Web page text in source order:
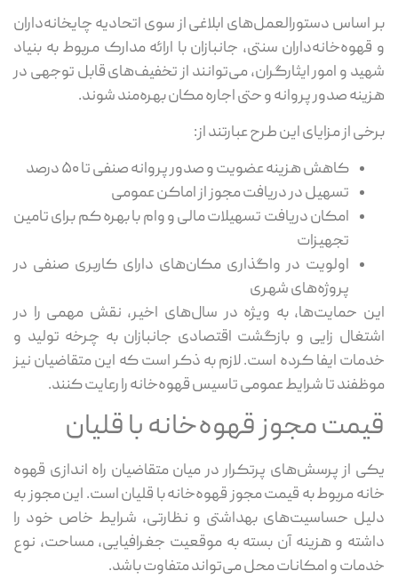
بر اساس دستورالعمل‌های ابلاغی از سوی اتحادیه چایخانه‌داران
و قهوه‌خانه‌داران سنتی، جانبازان با ارائه مدارک مربوط به بنیاد
شهید و امور ایثارگران، می‌توانند از تخفیف‌های قابل توجهی در
هزینه صدور پروانه و حتی اجاره مکان بهره‌مند شوند.
برخی از مزایای این طرح عبارتند از:
کاهش هزینه عضویت و صدور پروانه صنفی تا ۵۰ درصد
تسهیل در دریافت مجوز از اماکن عمومی
امکان دریافت تسهیلات مالی و وام با بهره کم برای تامین
تجهیزات
اولویت در واگذاری مکان‌های دارای کاربری صنفی در
پروژه‌های شهری
این حمایت‌ها، به ویژه در سال‌های اخیر، نقش مهمی را در
اشتغال زایی و بازگشت اقتصادی جانبازان به چرخه تولید و
خدمات ایفا کرده است. لازم به ذکر است که این متقاضیان نیز
موظفند تا شرایط عمومی تاسیس قهوه‌خانه را رعایت کنند.
قیمت مجوز قهوه‌خانه با قلیان
یکی از پرسش‌های پرتکرار در میان متقاضیان راه اندازی قهوه
خانه مربوط به قیمت مجوز قهوه‌خانه با قلیان است. این مجوز به
دلیل حساسیت‌های بهداشتی و نظارتی، شرایط خاص خود را
داشته و هزینه آن بسته به موقعیت جغرافیایی، مساحت، نوع
خدمات و امکانات محل می‌تواند متفاوت باشد.